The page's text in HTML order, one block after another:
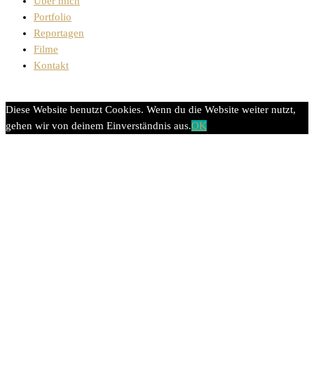
Portfolio
Reportagen
Filme
Kontakt
Diese Website benutzt Cookies. Wenn du die Website weiter nutzt,
gehen wir von deinem Einverständnis aus.OK